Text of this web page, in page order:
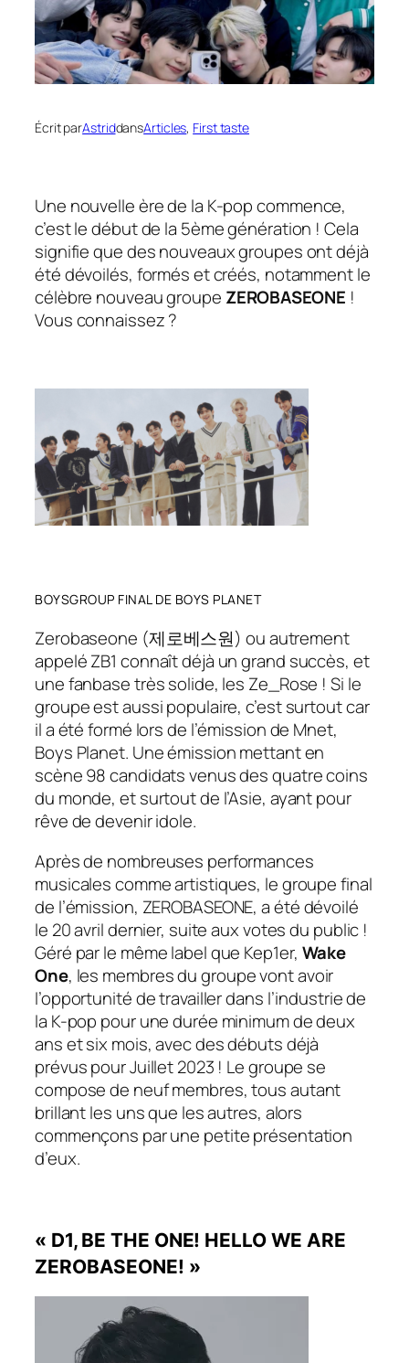
Écrit parAstriddansArticles, First taste
Une nouvelle ère de la K-popcommence,
c’est le début de la 5ème génération ! Cela
signifie que des nouveaux groupes ont déjà
été dévoilés, formés et créés, notamment le
célèbre nouveau groupe ZEROBASEONE !
Vous connaissez ?
BOYSGROUP FINAL DE BOYS PLANET
Zerobaseone (제로베스원) ou autrement
appelé ZB1 connaît déjà un grand succès, et
une fanbase très solide, les Ze_Rose ! Si le
groupe est aussi populaire, c’est surtout car
il a été formé lors de l’émission de Mnet,
Boys Planet. Une émission mettant en
scène 98 candidats venus des quatre coins
du monde, et surtout de l’Asie, ayant pour
rêve de devenir idole.
Après de nombreuses performances
musicales comme artistiques, le groupe final
de l’émission, ZEROBASEONE, a été dévoilé
le 20 avril dernier, suite aux votes du public !
Géré par le même label que Kep1er, Wake
One, les membres du groupe vont avoir
l’opportunité de travailler dans l’industrie de
la K-pop pour une durée minimum de deux
ans et six mois, avec des débuts déjà
prévus pour Juillet 2023 ! Le groupe se
compose de neuf membres, tous autant
brillant les uns que les autres, alors
commençons par une petite présentation
d’eux.
« D1, BE THE ONE! HELLO WE ARE
ZEROBASEONE! »